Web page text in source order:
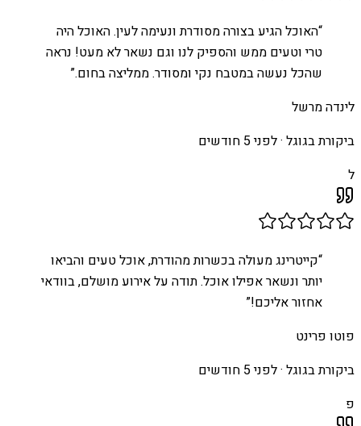
“האוכל הגיע בצורה מסודרת ונעימה לעין. האוכל היה
טרי וטעים ממש והספיק לנו וגם נשאר לא מעט! נראה
שהכל נעשה במטבח נקי ומסודר. ממליצה בחום.”
לינדה מרשל
ביקורת בגוגל ·לפני 5 חודשים
ל
“קייטרינג מעולה בכשרות מהודרת, אוכל טעים והביאו
יותר ונשאר אפילו אוכל. תודה על אירוע מושלם, בוודאי
אחזור אליכם!”
פוטו פרינט
ביקורת בגוגל ·לפני 5 חודשים
פ